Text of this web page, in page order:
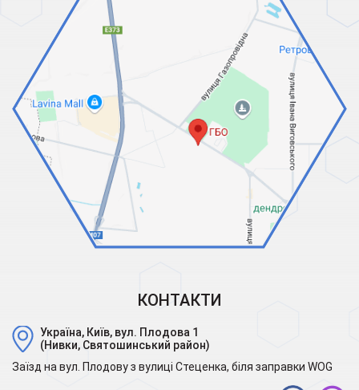
КОНТАКТИ
Україна, Київ, вул. Плодова 1
(Нивки, Святошинський район)
Заїзд на вул. Плодову з вулиці Стеценка, біля заправки WOG